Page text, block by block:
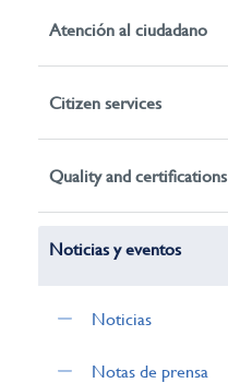
Atención al ciudadano
Citizen services
Quality and certifications
Noticias y eventos
Noticias
Notas de prensa